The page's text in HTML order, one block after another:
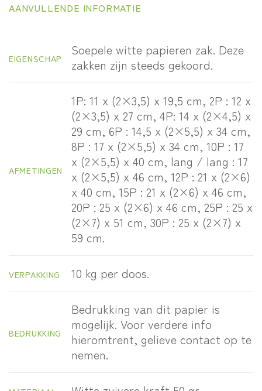
AANVULLENDE INFORMATIE
EIGENSCHAP
Soepele witte papieren zak. Deze
zakken zijn steeds gekoord.
AFMETINGEN
1P: 11 x (2×3,5) x 19,5 cm, 2P : 12 x
(2×3,5) x 27 cm, 4P: 14 x (2×4,5) x
29 cm, 6P : 14,5 x (2×5,5) x 34 cm,
8P : 17 x (2×5,5) x 34 cm, 10P : 17
x (2×5,5) x 40 cm, lang / lang : 17
x (2×5,5) x 46 cm, 12P : 21 x (2×6)
x 40 cm, 15P : 21 x (2×6) x 46 cm,
20P : 25 x (2×6) x 46 cm, 25P : 25 x
(2×7) x 51 cm, 30P : 25 x (2×7) x
59 cm.
VERPAKKING 10 kg per doos.
BEDRUKKING
Bedrukking van dit papier is
mogelijk. Voor verdere info
hieromtrent, gelieve contact op te
nemen.